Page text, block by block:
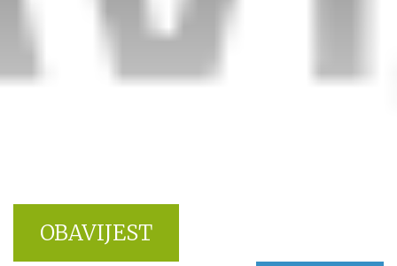
OBAVIJEST